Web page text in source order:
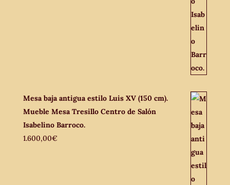
Mesa baja antigua estilo Luis XV (150 cm).
Mueble Mesa Tresillo Centro de Salón
Isabelino Barroco.
1.600,00€